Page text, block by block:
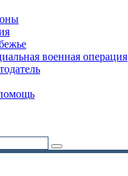
военная операция